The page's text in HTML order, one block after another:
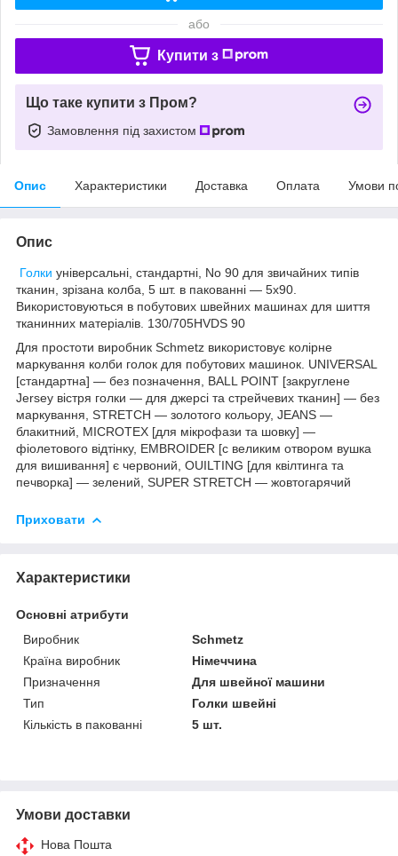
або
Купити з
Що таке купити з Пром?
Замовлення під захистом
Опис Характеристики Доставка Оплата Умови
Опис
Голки універсальні, стандартні, No 90 для звичайних типів
тканин, зрізана колба, 5 шт. в пакованні — 5x90.
Використовуються в побутових швейних машинах для шиття
тканинних матеріалів. 130/705HVDS 90
Для простоти виробник Schmetz використовує колірне
маркування колби голок для побутових машинок. UNIVERSAL
[стандартна] — без позначення, BALL POINT [закруглене
Jersey вістря голки — для джерсі та стрейчевих тканин] — без
маркування, STRETCH — золотого кольору, JEANS —
блакитний, MICROTEX [для мікрофази та шовку] —
фіолетового відтінку, EMBROIDER [с великим отвором вушка
для вишивання] є червоний, OUILTING [для квілтинга та
печворка] — зелений, SUPER STRETCH — жовтогарячий
Приховати
Характеристики
Основні атрибути
Виробник
Schmetz
Країна виробник
Німеччина
Призначення
Для швейної машини
Тип
Голки швейні
Кількість в пакованні
5 шт.
Умови доставки
Нова Пошта